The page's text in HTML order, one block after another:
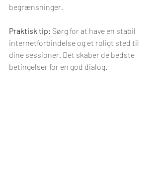
begrænsninger.
Praktisk tip: Sørg for at have en stabil
internetforbindelse og et roligt sted til
dine sessioner. Det skaber de bedste
betingelser for en god dialog.